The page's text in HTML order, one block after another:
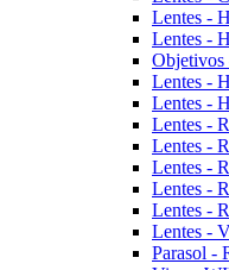
Lentes -
Lentes -
Objetivos
Lentes -
Lentes -
Lentes -
Lentes -
Lentes -
Lentes -
Lentes -
Lentes -
Parasol -